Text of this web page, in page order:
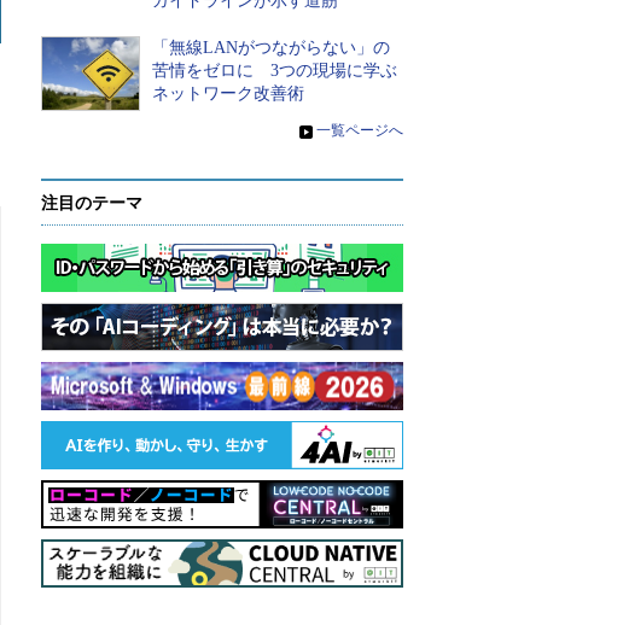
「無線LANがつながらない」の
苦情をゼロに 3つの現場に学ぶ
ネットワーク改善術
» 一覧ページへ
注目のテーマ